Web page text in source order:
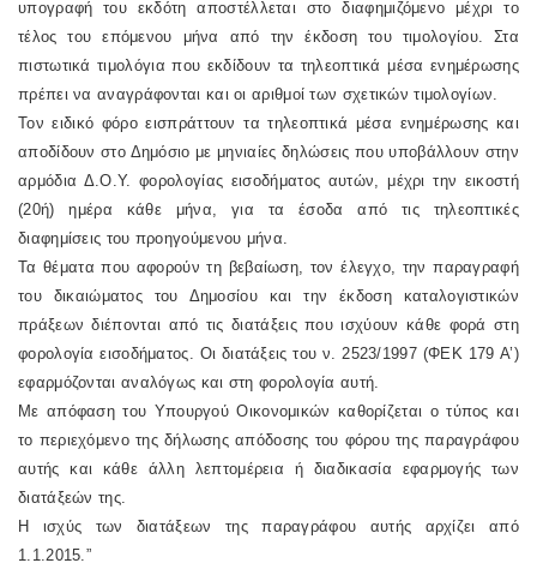
υπογραφή του εκδότη αποστέλλεται στο διαφημιζόμενο μέχρι το
τέλος του επόμενου μήνα από την έκδοση του τιμολογίου. Στα
πιστωτικά τιμολόγια που εκδίδουν τα τηλεοπτικά μέσα ενημέρωσης
πρέπει να αναγράφονται και οι αριθμοί των σχετικών τιμολογίων.
Τον ειδικό φόρο εισπράττουν τα τηλεοπτικά μέσα ενημέρωσης και
αποδίδουν στο Δημόσιο με μηνιαίες δηλώσεις που υποβάλλουν στην
αρμόδια Δ.Ο.Υ. φορολογίας εισοδήματος αυτών, μέχρι την εικοστή
(20ή) ημέρα κάθε μήνα, για τα έσοδα από τις τηλεοπτικές
διαφημίσεις του προηγούμενου μήνα.
Τα θέματα που αφορούν τη βεβαίωση, τον έλεγχο, την παραγραφή
του δικαιώματος του Δημοσίου και την έκδοση καταλογιστικών
πράξεων διέπονται από τις διατάξεις που ισχύουν κάθε φορά στη
φορολογία εισοδήματος. Οι διατάξεις του ν. 2523/1997 (ΦΕΚ 179 A’)
εφαρμόζονται αναλόγως και στη φορολογία αυτή.
Με απόφαση του Υπουργού Οικονομικών καθορίζεται ο τύπος και
το περιεχόμενο της δήλωσης απόδοσης του φόρου της παραγράφου
αυτής και κάθε άλλη λεπτομέρεια ή διαδικασία εφαρμογής των
διατάξεών της.
Η ισχύς των διατάξεων της παραγράφου αυτής αρχίζει από
1.1.2015.”